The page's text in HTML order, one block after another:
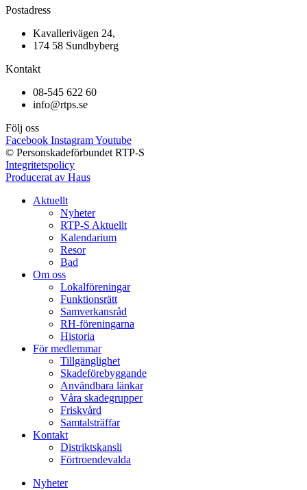
Postadress
Kavallerivägen 24,
174 58 Sundbyberg
Kontakt
08-545 622 60
info@rtps.se
Följ oss
Facebook InstagramYoutube
© Personskadeförbundet RTP-S
Integritetspolicy
Producerat av Haus
Aktuellt
Nyheter
RTP-S Aktuellt
Kalendarium
Resor
Bad
Om oss
Lokalföreningar
Funktionsrätt
Samverkansråd
RH-föreningarna
Historia
För medlemmar
Tillgänglighet
Skadeförebyggande
Användbara länkar
Våra skadegrupper
Friskvård
Samtalsträffar
Kontakt
Distriktskansli
Förtroendevalda
Nyheter